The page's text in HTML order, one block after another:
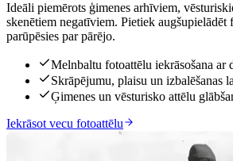
Ideāli piemērots ģimenes arhīviem,
skenētiem negatīviem. Pietiek
parūpēsies par pārējo.
Melnbaltu fotoattēlu iekrāsošana ar
Skrāpējumu, plaisu un izbalēšanas
Ģimenes un vēsturisko attēlu
Iekrāsot vecu fotoattēlu